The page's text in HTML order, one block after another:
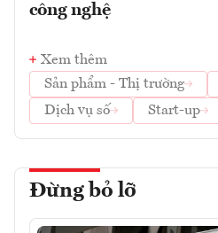
công nghệ
Xem thêm
Sản phẩm - Thị trường
Dịch vụ số
Start-up
Đừng bỏ lỡ